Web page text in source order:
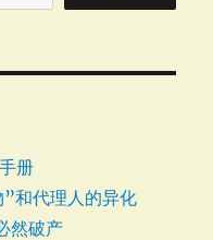
册
和代理人的异化
然破产